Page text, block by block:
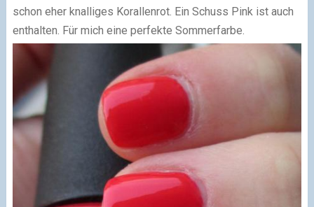
schon eher knalliges Korallenrot. Ein Schuss Pink ist auch
enthalten. Für mich eine perfekte Sommerfarbe.